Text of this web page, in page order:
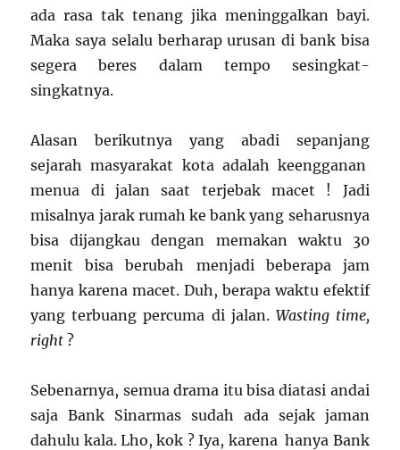
ada rasa tak tenang jika meninggalkan bayi.
Maka saya selalu berharap urusan di bank bisa
segera beres dalam tempo sesingkat-
singkatnya.
Alasan berikutnya yang abadi sepanjang
sejarah masyarakat kota adalah keengganan
menua di jalan saat terjebak macet ! Jadi
misalnya jarak rumah ke bank yang seharusnya
bisa dijangkau dengan memakan waktu 30
menit bisa berubah menjadi beberapa jam
hanya karena macet. Duh, berapa waktu efektif
yang terbuang percuma di jalan. Wasting time,
right ?
Sebenarnya, semua drama itu bisa diatasi andai
saja Bank Sinarmas sudah ada sejak jaman
dahulu kala. Lho, kok ? Iya, karena hanya Bank